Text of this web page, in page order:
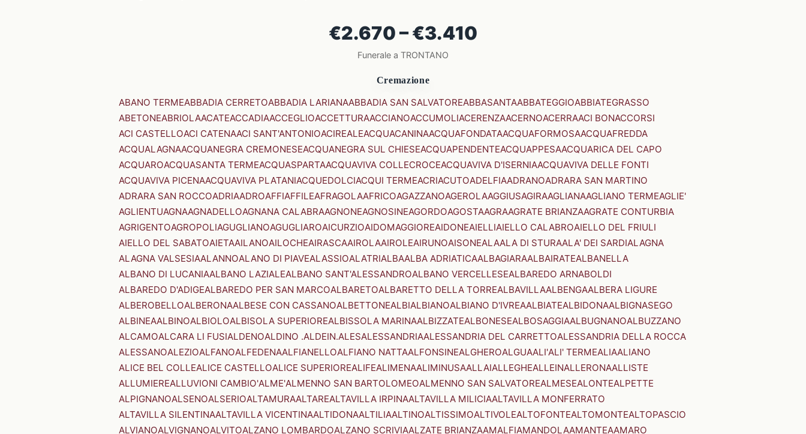
€2.670 – €3.410
Funerale a TRONTANO
Cremazione
ABANO TERMEABBADIA CERRETOABBADIA LARIANAABBADIA SAN SALVATOREABBASANTAABBATEGGIOABBIATEGRASSO
ABETONEABRIOLAACATEACCADIAACCEGLIOACCETTURAACCIANOACCUMOLIACERENZAACERNOACERRAACI BONACCORSI
ACI CASTELLOACI CATENAACI SANT'ANTONIOACIREALEACQUACANINAACQUAFONDATAACQUAFORMOSAACQUAFREDDA
ACQUALAGNAACQUANEGRA CREMONESEACQUANEGRA SUL CHIESEACQUAPENDENTEACQUAPPESAACQUARICA DEL CAPO
ACQUAROACQUASANTA TERMEACQUASPARTAACQUAVIVA COLLECROCEACQUAVIVA D'ISERNIAACQUAVIVA DELLE FONTI
ACQUAVIVA PICENAACQUAVIVA PLATANIACQUEDOLCIACQUI TERMEACRIACUTOADELFIAADRANOADRARA SAN MARTINO
ADRARA SAN ROCCOADRIAADROAFFIAFFILEAFRAGOLAAFRICOAGAZZANOAGEROLAAGGIUSAGIRAAGLIANAAGLIANO TERMEAGLIE'
AGLIENTUAGNAAGNADELLOAGNANA CALABRAAGNONEAGNOSINEAGORDOAGOSTAAGRAAGRATE BRIANZAAGRATE CONTURBIA
AGRIGENTOAGROPOLIAGUGLIANOAGUGLIAROAICURZIOAIDOMAGGIOREAIDONEAIELLIAIELLO CALABROAIELLO DEL FRIULI
AIELLO DEL SABATOAIETAAILANOAILOCHEAIRASCAAIROLAAIROLEAIRUNOAISONEALAALA DI STURAALA' DEI SARDIALAGNA
ALAGNA VALSESIAALANNOALANO DI PIAVEALASSIOALATRIALBAALBA ADRIATICAALBAGIARAALBAIRATEALBANELLA
ALBANO DI LUCANIAALBANO LAZIALEALBANO SANT'ALESSANDROALBANO VERCELLESEALBAREDO ARNABOLDI
ALBAREDO D'ADIGEALBAREDO PER SAN MARCOALBARETOALBARETTO DELLA TORREALBAVILLAALBENGAALBERA LIGURE
ALBEROBELLOALBERONAALBESE CON CASSANOALBETTONEALBIALBIANOALBIANO D'IVREAALBIATEALBIDONAALBIGNASEGO
ALBINEAALBINOALBIOLOALBISOLA SUPERIOREALBISSOLA MARINAALBIZZATEALBONESEALBOSAGGIAALBUGNANOALBUZZANO
ALCAMOALCARA LI FUSIALDENOALDINO .ALDEIN.ALESALESSANDRIAALESSANDRIA DEL CARRETTOALESSANDRIA DELLA ROCCA
ALESSANOALEZIOALFANOALFEDENAALFIANELLOALFIANO NATTAALFONSINEALGHEROALGUAALI'ALI' TERMEALIAALIANO
ALICE BEL COLLEALICE CASTELLOALICE SUPERIOREALIFEALIMENAALIMINUSAALLAIALLEGHEALLEINALLERONAALLISTE
ALLUMIEREALLUVIONI CAMBIO'ALME'ALMENNO SAN BARTOLOMEOALMENNO SAN SALVATOREALMESEALONTEALPETTE
ALPIGNANOALSENOALSERIOALTAMURAALTAREALTAVILLA IRPINAALTAVILLA MILICIAALTAVILLA MONFERRATO
ALTAVILLA SILENTINAALTAVILLA VICENTINAALTIDONAALTILIAALTINOALTISSIMOALTIVOLEALTOFONTEALTOMONTEALTOPASCIO
ALVIANOALVIGNANOALVITOALZANO LOMBARDOALZANO SCRIVIAALZATE BRIANZAAMALFIAMANDOLAAMANTEAAMARO